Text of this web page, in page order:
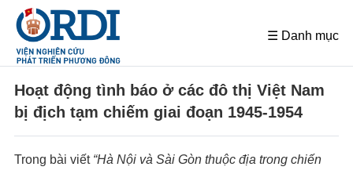
☰ Danh mục
Hoạt động tình báo ở các đô thị Việt Nam
bị địch tạm chiếm giai đoạn 1945-1954
Trong bài viết “Hà Nội và Sài Gòn thuộc địa trong chiến